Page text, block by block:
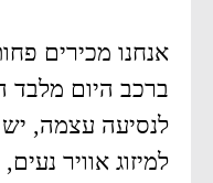
אנחנו מכירים
ברכב היום מלבד
לנסיעה עצמה, יש
למיזוג אוויר